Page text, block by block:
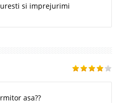
si imprejurimi
asa??